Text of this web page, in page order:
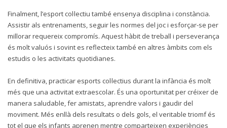
Finalment, l’esport col·lectiu també ensenya disciplina i constància.
Assistir als entrenaments, seguir les normes del joc i esforçar-se per
millorar requereix compromís. Aquest hàbit de treball i perseverança
és molt valuós i sovint es reflecteix també en altres àmbits com els
estudis o les activitats quotidianes.
En definitiva, practicar esports col·lectius durant la infància és molt
més que una activitat extraescolar. És una oportunitat per créixer de
manera saludable, fer amistats, aprendre valors i gaudir del
moviment. Més enllà dels resultats o dels gols, el veritable triomf és
tot el que els infants aprenen mentre comparteixen experiències